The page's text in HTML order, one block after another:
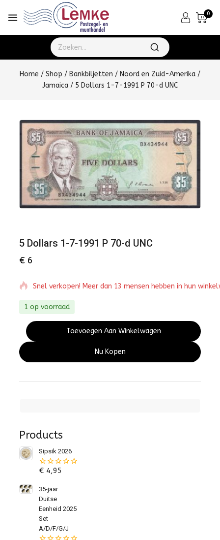
0
Home / Shop / Bankbiljetten / Noord en Zuid-Amerika /
Jamaica / 5 Dollars 1-7-1991 P 70-d UNC
Products
Sipsik 2026
0
de
€4,95
35-jaar
Duitse
Eenheid 2025
Set
A/D/F/G/J
5 Dollars 1-7-1991 P 70-d UNC
€ 6
Snel verkopen! Meer dan 13 mensen hebben in hun
1 op voorraad
Toevoegen Aan Winkelwagen
Nu Kopen